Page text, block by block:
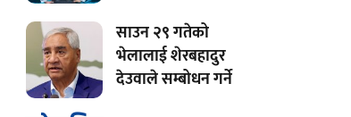
साउन २९ गतेको
भेलालाई शेरबहादुर
देउवाले सम्बोधन गर्ने